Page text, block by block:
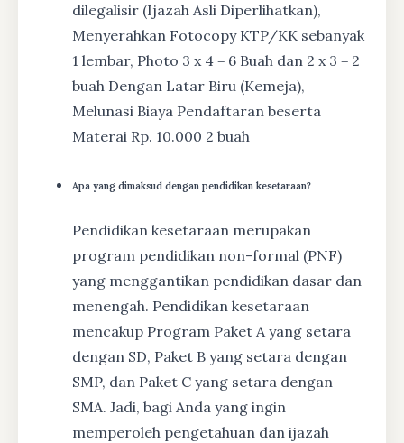
dilegalisir (Ijazah Asli Diperlihatkan),
Menyerahkan Fotocopy KTP/KK sebanyak
1 lembar, Photo 3 x 4 = 6 Buah dan 2 x 3 = 2
buah Dengan Latar Biru (Kemeja),
Melunasi Biaya Pendaftaran beserta
Materai Rp. 10.000 2 buah
Apa yang dimaksud dengan pendidikan kesetaraan?
Pendidikan kesetaraan merupakan
program pendidikan non-formal (PNF)
yang menggantikan pendidikan dasar dan
menengah. Pendidikan kesetaraan
mencakup Program Paket A yang setara
dengan SD, Paket B yang setara dengan
SMP, dan Paket C yang setara dengan
SMA. Jadi, bagi Anda yang ingin
memperoleh pengetahuan dan ijazah